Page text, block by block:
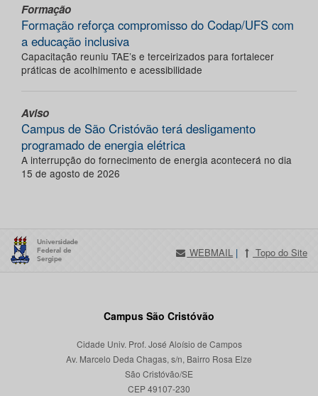
Formação
Formação reforça compromisso do Codap/UFS com
a educação inclusiva
Capacitação reuniu TAE’s e terceirizados para fortalecer
práticas de acolhimento e acessibilidade
Aviso
Campus de São Cristóvão terá desligamento
programado de energia elétrica
A interrupção do fornecimento de energia acontecerá no dia
15 de agosto de 2026
WEBMAIL | Topo do Site
Campus São Cristóvão
Cidade Univ. Prof. José Aloísio de Campos
Av. Marcelo Deda Chagas, s/n, Bairro Rosa Elze
São Cristóvão/SE
CEP 49107-230